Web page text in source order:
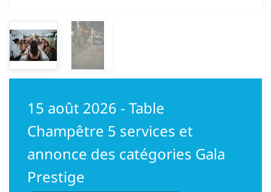
15 août 2026 - Table
Champêtre 5 services et
annonce des catégories Gala
Prestige